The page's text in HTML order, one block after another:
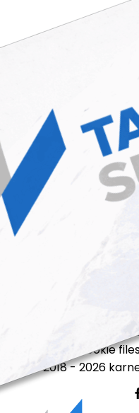
regulamin
cookie
© 2018 - 2026